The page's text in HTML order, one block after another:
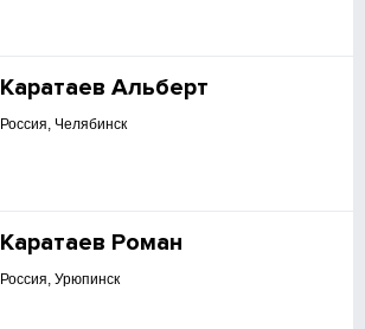
Каратаев Альберт
Россия, Челябинск
Каратаев Роман
Россия, Урюпинск